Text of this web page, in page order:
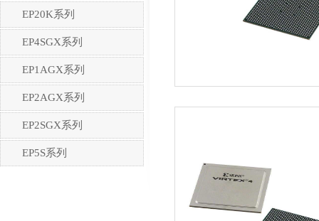
EP20K系列
EP4SGX系列
EP1AGX系列
EP2AGX系列
EP2SGX系列
EP5S系列